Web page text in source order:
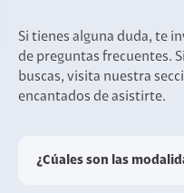
Si tienes alguna duda, te
de preguntas frecuentes.
buscas, visita nuestra
encantados de asistirte.
¿Cúales son las